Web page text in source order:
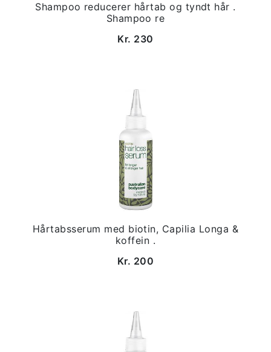
Shampoo reducerer hårtab og tyndt hår .
Shampoo re
Kr. 230
Hårtabsserum med biotin, Capilia Longa &
koffein .
Kr. 200